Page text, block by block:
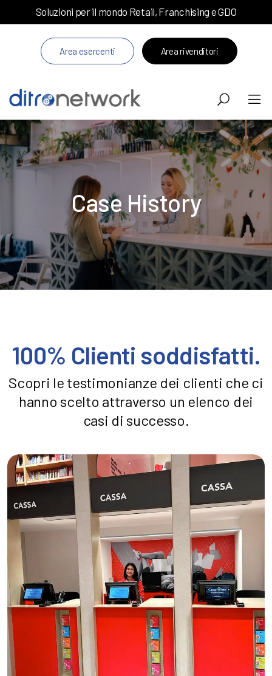
Soluzioni per il mondo Retail, Franchising e GDO
Area esercenti Area rivenditori
Case History
100% Clienti soddisfatti.
Scopri le testimonianze dei clienti che ci
hanno scelto attraverso un elenco dei
casi di successo.